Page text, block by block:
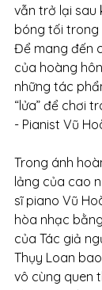
vẫn trở lại sau
bóng tối trong
Để mang đến
của hoàng
những tác
“lửa” để chơi
- Pianist Vũ
Trong ánh
lảng của cao
sĩ piano Vũ
hòa nhạc
của Tác giả
Thụy Loan
vô cùng quen